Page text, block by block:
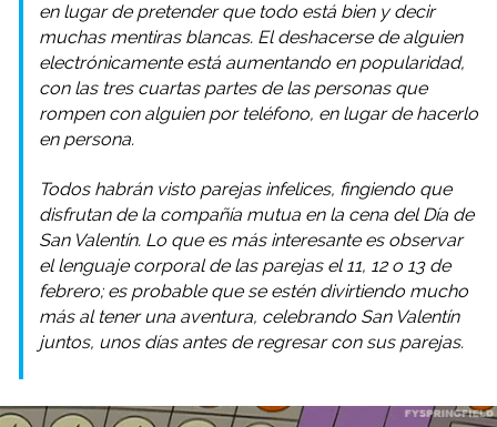
en lugar de pretender que todo está bien y decir
muchas mentiras blancas. El deshacerse de alguien
electrónicamente está aumentando en popularidad,
con las tres cuartas partes de las personas que
rompen con alguien por teléfono, en lugar de hacerlo
en persona.
Todos habrán visto parejas infelices, fingiendo que
disfrutan de la compañía mutua en la cena del Día de
San Valentín. Lo que es más interesante es observar
el lenguaje corporal de las parejas el 11, 12 o 13 de
febrero; es probable que se estén divirtiendo mucho
más al tener una aventura, celebrando San Valentín
juntos, unos días antes de regresar con sus parejas.